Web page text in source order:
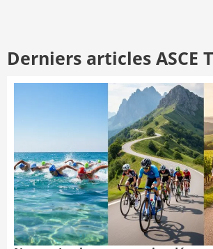
Derniers articles ASCE